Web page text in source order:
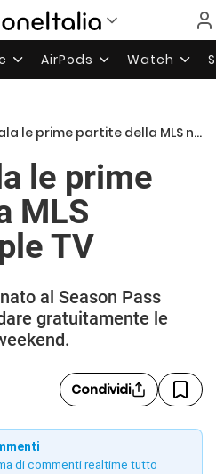
AirPods Watch
partite della MLS nell’app Apple TV
le prime
MLS
TV
al Season Pass
gratuitamente le
Condividi
di commenti realtime tutto